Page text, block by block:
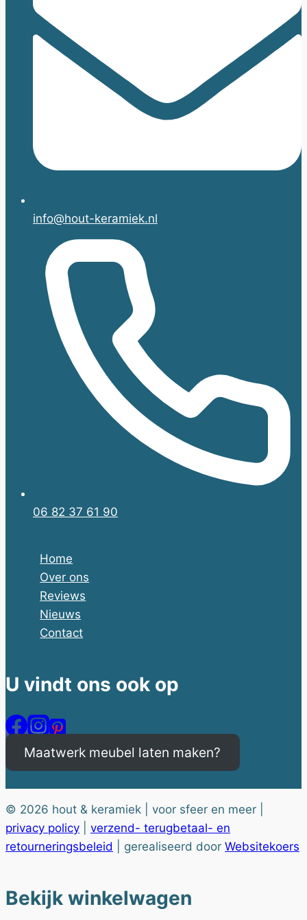
info@hout-keramiek.nl
06 82 37 61 90
Home
Over ons
Reviews
Nieuws
Contact
U vindt ons ook op
Maatwerk meubel laten maken?
© 2026 hout & keramiek | voor sfeer en meer |
privacy policy
verzend- terugbetaal- en
retourneringsbeleid | gerealiseerd door Websitekoers
Bekijk winkelwagen